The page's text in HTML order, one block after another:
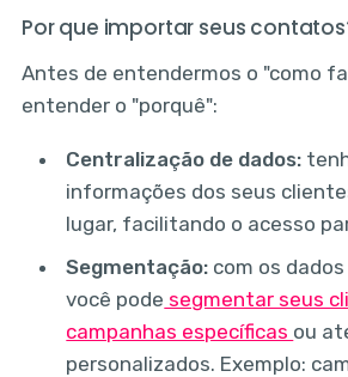
Por que importar seus
Antes de entendermos o "como
entender o "porquê":
Centralização de dados:
informações dos seus
lugar, facilitando o acesso
Segmentação: com os
você pode segmentar seus
campanhas específicas ou
personalizados. Exemplo: